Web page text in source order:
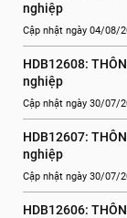
nghiệp
Cập nhật ngày 04/08/
HDB12608:
nghiệp
Cập nhật ngày 30/07/
HDB12607:
nghiệp
Cập nhật ngày 30/07/
HDB12606: